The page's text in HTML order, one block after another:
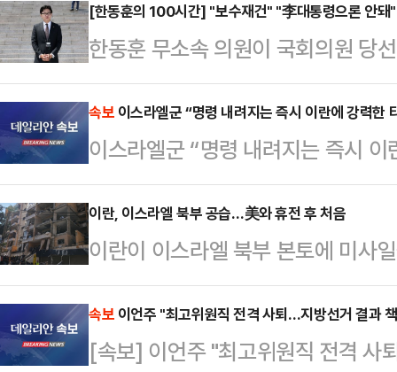
대매매를 경계하는 목소리가 적지
일 기준 투자자 예탁금은 139조
인 동시에 올해 첫 거래일인 1월
수준이다.투자자 예탁금은 투자자
기거나 주식을 팔고서 찾지 않은 자
기성 자금…
[한동훈의 100시간] "보수재건" "李대통령으론 안
한동훈 무소속 의원이 국회의원 당
부실을 지적하는 등 뚜렷한 존재감
거 관리 지적을 통해 이재명 대통령
에 가장 주목 받는 정치인으로 떠올
이 제한적인 만큼 추후 대여 투쟁,
스로를 증명해야 한다는 목소리도
북갑 국회의원 당선이 확정된 후,
첫 일정에 …
속보 이스라엘군 “명령 내려지는 즉시 이란에 강력한
이스라엘군 “명령 내려지는 즉시
이란, 이스라엘 북부 공습…美와 휴전 후 처음
이란이 이스라엘 북부 본토에 미사
간) 보도했다.이스라엘군은 “이란
를 향해 미사일을 발사했다”며 “우
다. 이로인해 여러 지역에 공습 경
속보 이언주 "최고위원직 전격 사퇴…지방선거 결과
[속보] 이언주 "최고위원직 전격 사